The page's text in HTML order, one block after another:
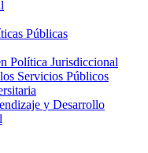
Públicas
Política Jurisdiccional
Servicios Públicos
y Desarrollo